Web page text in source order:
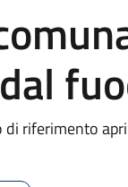
riferimento